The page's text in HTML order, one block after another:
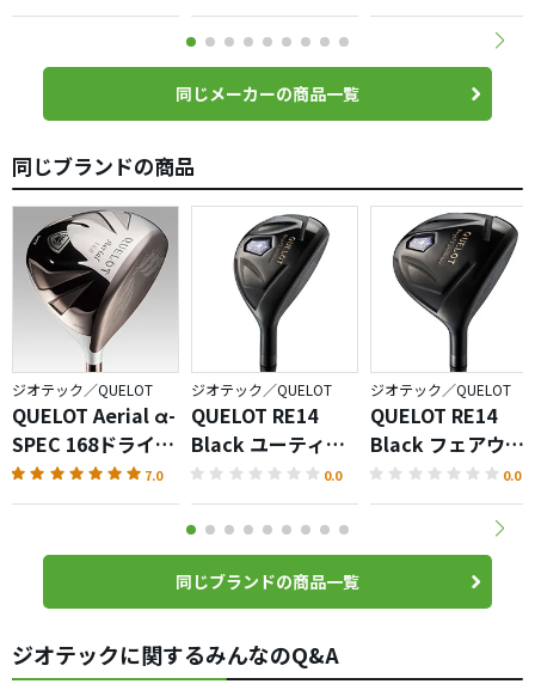
同じメーカーの商品一覧
同じブランドの商品
ジオテック／QUELOT
QUELOT Aerial α-
SPEC 168ドライバ
ー
7.0
ジオテック／QUELOT
QUELOT RE14
Black ユーティリ
ティ
0.0
ジオテック／QUELOT
QUELOT RE14
Black フェアウェ
イウッド
0.0
同じブランドの商品一覧
ジオテックに関するみんなのQ&A